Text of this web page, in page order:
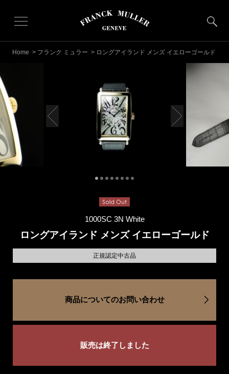
Home > フランク ミュラー > ロングアイランド メンズ イエローゴールド
1000SC 3N White
ロングアイランド メンズ イエローゴールド
正規認定中古品
商品についてのお問い合わせ
販売は終了しました